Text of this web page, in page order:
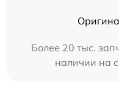
Более 20 тыс.
наличии на